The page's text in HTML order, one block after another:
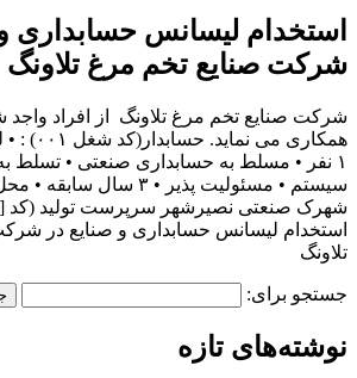
استخدام لیسانس حسابداری و
شرکت صنایع تخم مرغ تلاونگ
شرکت صنایع تخم مرغ تلاونگ از افراد
همکاری می
۱ نفر • مسلط به حسابداری صنعتی • تسلط
سیستم • مسئولیت پذیر • ۳
شهرک صنعتی نصیرشهر سرپرست تولید
استخدام لیسانس حسابداری و صنایع در
تلاونگ
جستجو برای:
نوشته‌های تازه